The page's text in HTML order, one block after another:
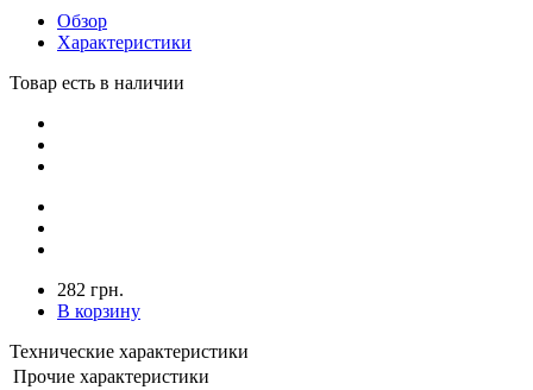
Обзор
Характеристики
Товар есть в наличии
282 грн.
В корзину
Технические характеристики
Прочие характеристики